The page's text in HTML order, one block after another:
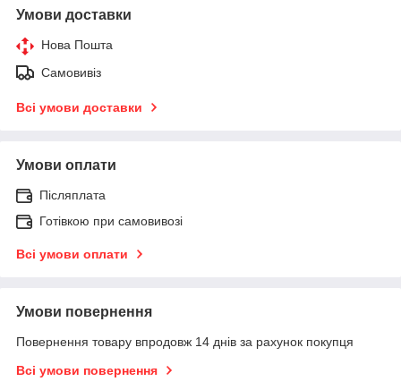
Умови доставки
Нова Пошта
Самовивіз
Всі умови доставки
Умови оплати
Післяплата
Готівкою при самовивозі
Всі умови оплати
Умови повернення
Повернення товару впродовж 14 днів за рахунок покупця
Всі умови повернення